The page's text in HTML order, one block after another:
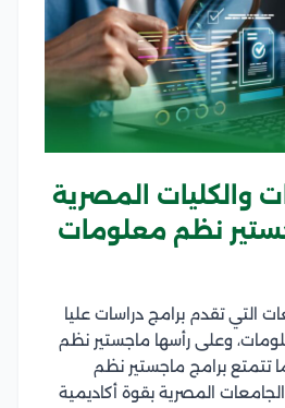
والكليات المصرية
نظم معلومات
التي تقدم برامج دراسات عليا
وعلى رأسها ماجستير نظم
تتمتع برامج ماجستير نظم
المصرية بقوة أكاديمية